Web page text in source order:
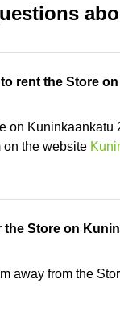
rent the Store
on
on the website
the Store on
away from the